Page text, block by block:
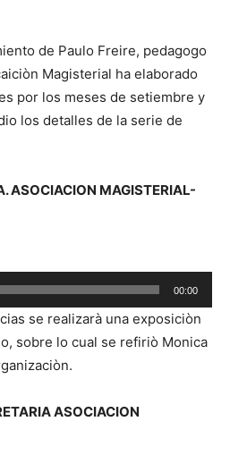
de Paulo Freire, pedagogo
Magisterial ha elaborado
por los meses de setiembre y
los detalles de la serie de
ASOCIACION MAGISTERIAL-
00:00
se realizarà una exposiciòn
sobre lo cual se refiriò Monica
ASOCIACION